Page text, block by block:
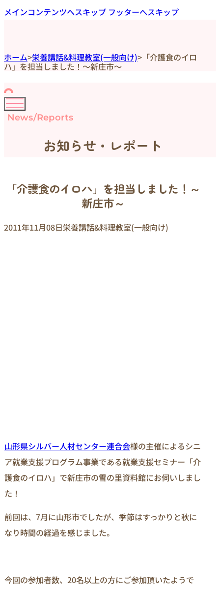
メインコンテンツへスキップ フッターへスキップ
ホーム>栄養講話&料理教室(一般向け)> 「介護食のイロ
ハ」を担当しました！～新庄市～
News/Reports
お知らせ・レポート
「介護食のイロハ」を担当しました！～
新庄市～
2011年11月08日栄養講話&料理教室(一般向け)
山形県シルバー人材センター連合会様の主催によるシニ
ア就業支援プログラム事業である就業支援セミナー「介
護食のイロハ」で新庄市の雪の里資料館にお伺いしまし
た！
前回は、7月に山形市でしたが、季節はすっかりと秋に
なり時間の経過を感じました。
今回の参加者数、20名以上の方にご参加頂いたようで